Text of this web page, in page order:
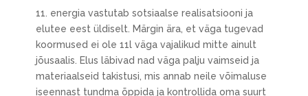
11. energia vastutab sotsiaalse realisatsiooni ja
elutee eest üldiselt. Märgin ära, et väga tugevad
koormused ei ole 11l väga vajalikud mitte ainult
jõusaalis. Elus läbivad nad väga palju vaimseid ja
materiaalseid takistusi, mis annab neile võimaluse
iseennast tundma õppida ja kontrollida oma suurt